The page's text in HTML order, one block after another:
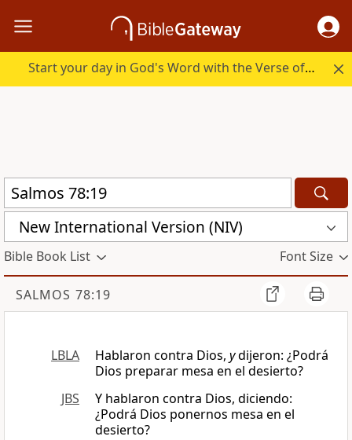
Start your day in God's Word with the Verse of the Day.
New International Version (NIV)
Bible Book List Font Size
SALMOS 78:19
LBLA Hablaron contra Dios, ydijeron: ¿Podrá
Dios preparar mesa en el desierto?
JBS
Y hablaron contra Dios, diciendo:
¿Podrá Dios ponernos mesa en el
desierto?